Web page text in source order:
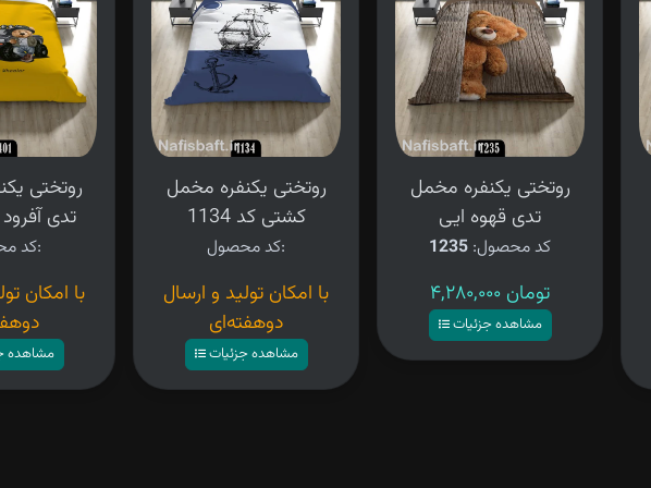
روتختی
تدی آفرود کد
کد محصول:
با امکان
مشاهده
روتختی یکنفره مخمل
کشتی کد 1134
کد محصول:
با امکان تولید و ارسال
دوهفته‌ای
مشاهده جزئیات
روتختی یکنفره مخمل
تدی قهوه ایی
کد محصول: 1235
۴,۲۸۰,۰۰۰ تومان
مشاهده جزئیات